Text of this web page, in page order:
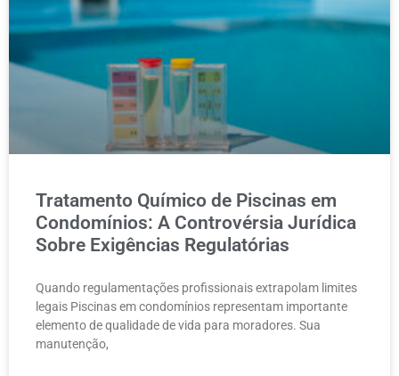
Tratamento Químico de Piscinas em
Condomínios: A Controvérsia Jurídica
Sobre Exigências Regulatórias
Quando regulamentações profissionais extrapolam limites
legais Piscinas em condomínios representam importante
elemento de qualidade de vida para moradores. Sua
manutenção,